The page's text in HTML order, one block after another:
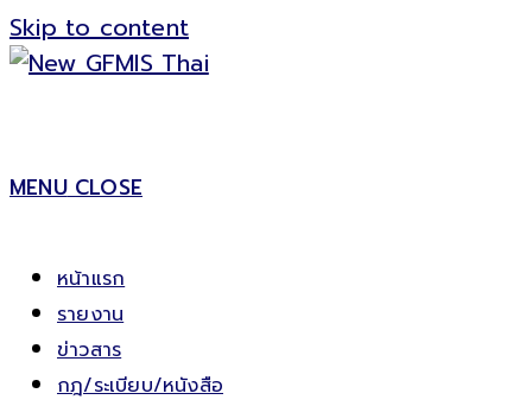
Skip to content
MENU CLOSE
หน้าแรก
รายงาน
ข่าวสาร
กฎ/ระเบียบ/หนังสือ